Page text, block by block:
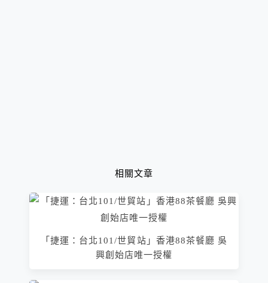
相關文章
「捷運：台北101/世貿站」香港88茶餐廳 吳
興創始店唯一授權